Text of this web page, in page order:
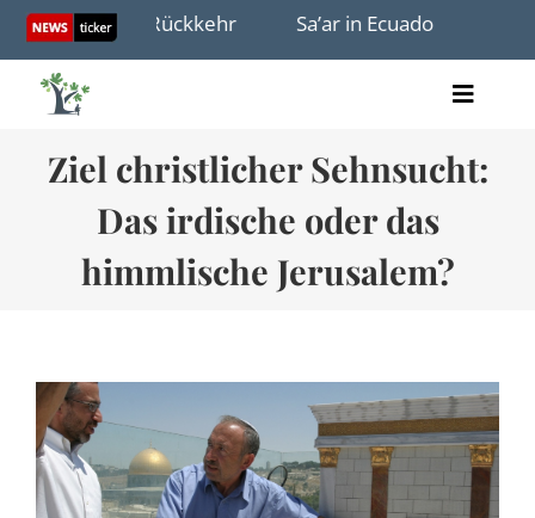
Skip
content
Israel: Rückkehr Sa’ar in Ecuador
Toggle
Videos
Bücher
Termine
Über uns
Spenden
Ziel christlicher Sehnsucht:
Das irdische oder das
himmlische Jerusalem?